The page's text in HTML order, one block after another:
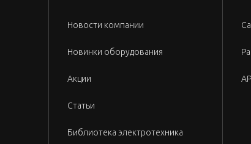
Новости компании
Новинки оборудования
Акции
Статьи
Библиотека электротехника